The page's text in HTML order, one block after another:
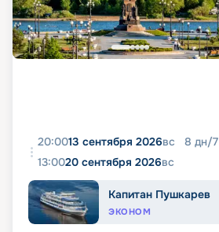
20:0013 сентября 2026вс 8 дн/7
13:0020 сентября 2026вс
Капитан Пушкарев
ЭКОНОМ